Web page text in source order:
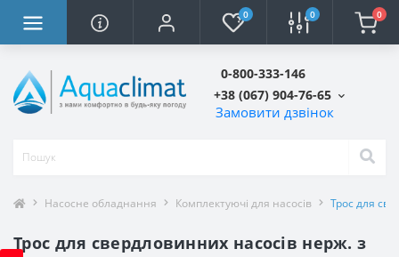
0 0 0
0-800-333-146
+38 (067) 904-76-65
Замовити дзвінок
Насосне обладнання Комплектуючі для насосів Трос для
Трос для свердловинних насосів нерж. з